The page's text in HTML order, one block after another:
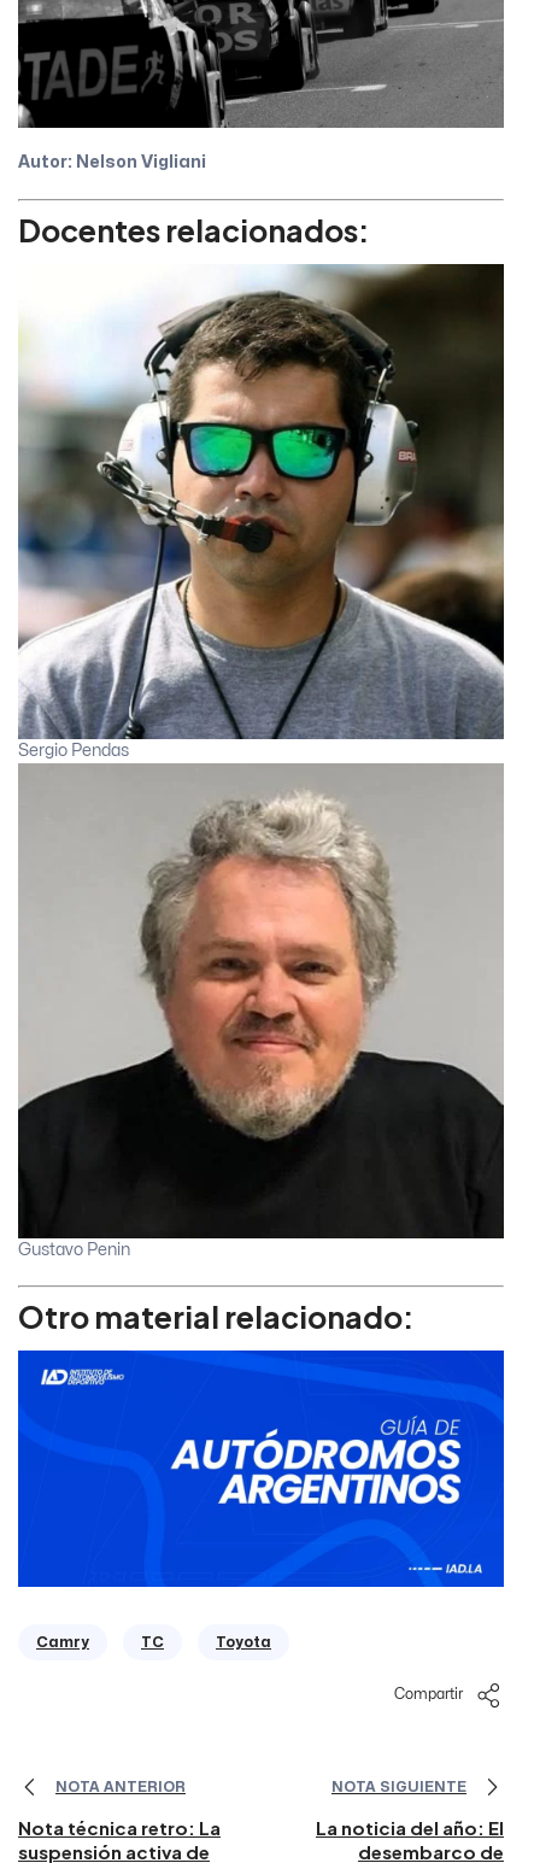
Autor: Nelson Vigliani
Docentes relacionados:
Sergio Pendas
Gustavo Penin
Otro material relacionado:
Camry TC Toyota
Compartir
NOTA ANTERIOR
Nota técnica retro: La
suspensión activa de
NOTA SIGUIENTE
La noticia del año: El
desembarco de